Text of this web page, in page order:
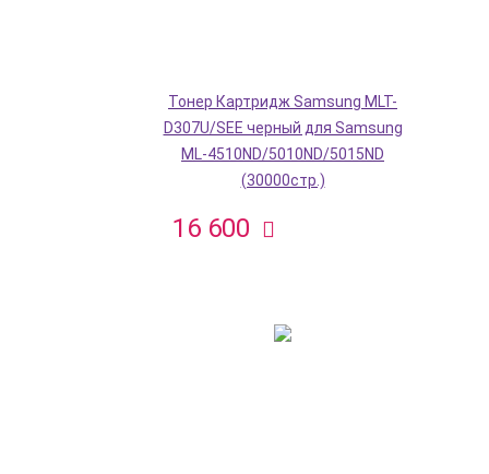
Тонер Картридж Samsung MLT-
D307U/SEE черный для Samsung
ML-4510ND/5010ND/5015ND
(30000стр.)
16 600